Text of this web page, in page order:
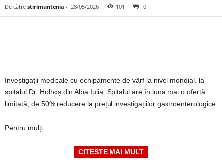
De către stirimuntenia - 28/05/2026 101 0
Investigații medicale cu echipamente de vârf la nivel mondial, la
spitalul Dr. Holhoș din Alba Iulia. Spitalul are în luna mai o ofertă
limitată, de 50% reducere la prețul investigațiilor gastroenterologice
Pentru mulți…
CITESTE MAI MULT